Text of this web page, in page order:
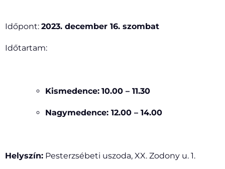
Időpont: 2023. december 16. szombat
Időtartam:
Kismedence: 10.00 – 11.30
Nagymedence: 12.00 – 14.00
Helyszín: Pesterzsébeti uszoda, XX. Zodony u. 1.